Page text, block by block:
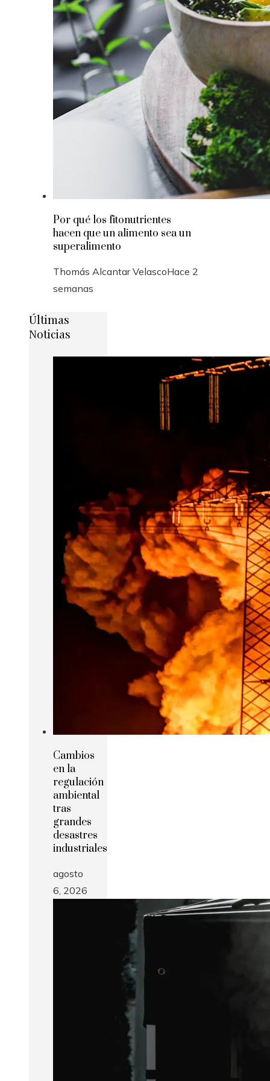
Por qué los fitonutrientes
hacen que un alimento sea un
superalimento
Thomás Alcantar VelascoHace 2
semanas
Últimas
Noticias
Cambios
en la
regulación
ambiental
tras
grandes
desastres
industriales
agosto
6, 2026